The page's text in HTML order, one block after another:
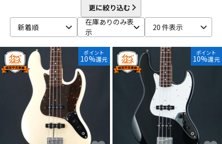
更に絞り込む
新着順
在庫ありのみ表
示
20 件表示
ポイント
10%還元
ポイント
10%還元